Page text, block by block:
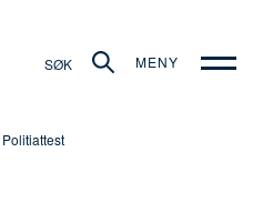
SØK MENY
Politiattest